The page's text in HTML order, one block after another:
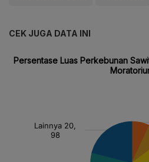
CEK JUGA DATA INI